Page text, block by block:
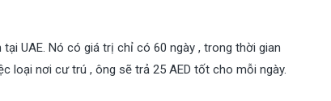
UAE. Nó có giá trị chỉ có 60 ngày , trong thời gian
loại nơi cư trú , ông sẽ trả 25 AED tốt cho mỗi ngày.